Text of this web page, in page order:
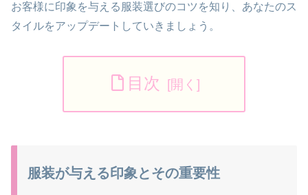
お客様に印象を与える服装選びのコツを知り、あなたのス
タイルをアップデートしていきましょう。
目次
服装が与える印象とその重要性